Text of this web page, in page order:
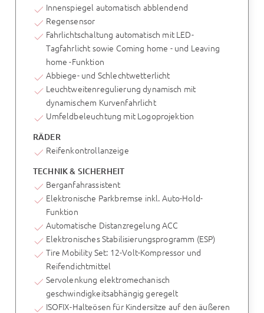
Innenspiegel automatisch abblendend
Regensensor
Fahrlichtschaltung automatisch mit LED-
Tagfahrlicht sowie Coming home - und Leaving
home -Funktion
Abbiege- und Schlechtwetterlicht
Leuchtweitenregulierung dynamisch mit
dynamischem Kurvenfahrlicht
Umfeldbeleuchtung mit Logoprojektion
RÄDER
Reifenkontrollanzeige
TECHNIK & SICHERHEIT
Berganfahrassistent
Elektronische Parkbremse inkl. Auto-Hold-
Funktion
Automatische Distanzregelung ACC
Elektronisches Stabilisierungsprogramm (ESP)
Tire Mobility Set: 12-Volt-Kompressor und
Reifendichtmittel
Servolenkung elektromechanisch
geschwindigkeitsabhängig geregelt
ISOFIX-Halteösen für Kindersitze auf den äußeren